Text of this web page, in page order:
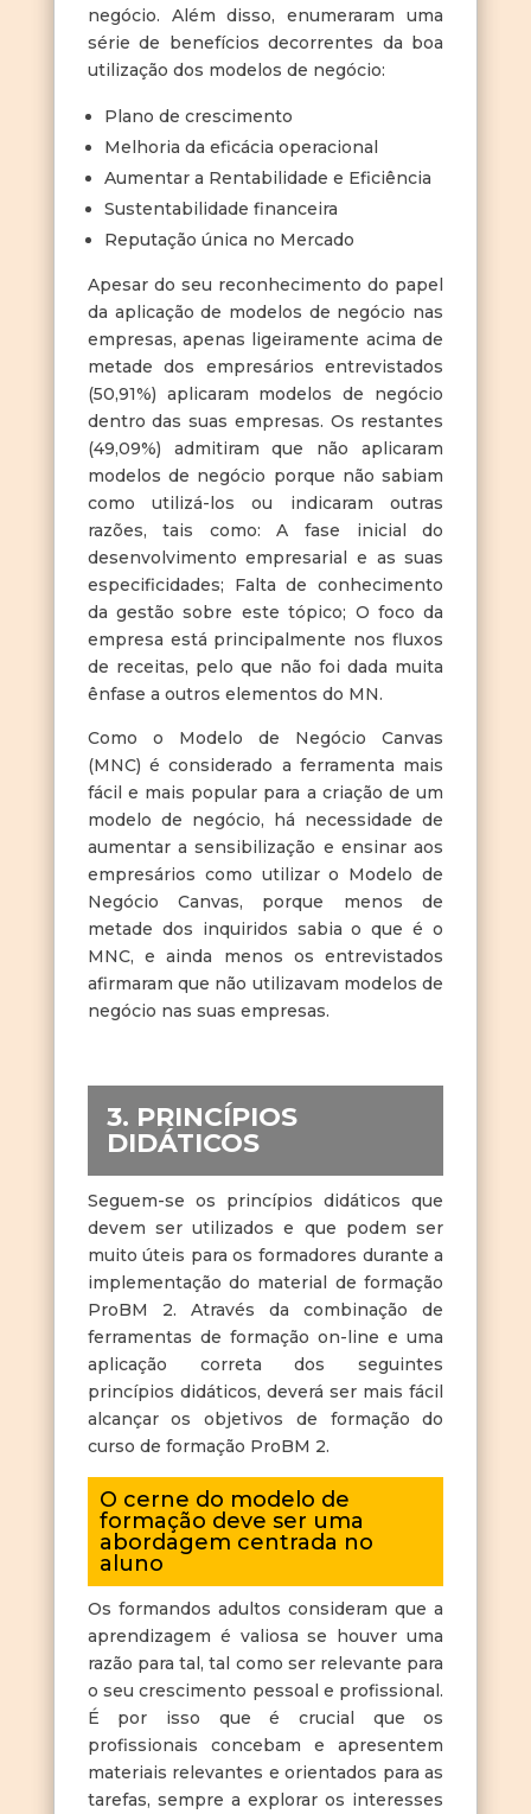
negócio. Além disso, enumeraram uma
série de benefícios decorrentes da boa
utilização dos modelos de negócio:
Plano de crescimento
Melhoria da eficácia operacional
Aumentar a Rentabilidade e Eficiência
Sustentabilidade financeira
Reputação única no Mercado
Apesar do seu reconhecimento do papel
da aplicação de modelos de negócio nas
empresas, apenas ligeiramente acima de
metade dos empresários entrevistados
(50,91%) aplicaram modelos de negócio
dentro das suas empresas. Os restantes
(49,09%) admitiram que não aplicaram
modelos de negócio porque não sabiam
como utilizá-los ou indicaram outras
razões, tais como: A fase inicial do
desenvolvimento empresarial e as suas
especificidades; Falta de conhecimento
da gestão sobre este tópico; O foco da
empresa está principalmente nos fluxos
de receitas, pelo que não foi dada muita
ênfase a outros elementos do MN.
Como o Modelo de Negócio Canvas
(MNC) é considerado a ferramenta mais
fácil e mais popular para a criação de um
modelo de negócio, há necessidade de
aumentar a sensibilização e ensinar aos
empresários como utilizar o Modelo de
Negócio Canvas, porque menos de
metade dos inquiridos sabia o que é o
MNC, e ainda menos os entrevistados
afirmaram que não utilizavam modelos de
negócio nas suas empresas.
3. PRINCÍPIOS
DIDÁTICOS
Seguem-se os princípios didáticos que
devem ser utilizados e que podem ser
muito úteis para os formadores durante a
implementação do material de formação
ProBM 2. Através da combinação de
ferramentas de formação on-line e uma
aplicação correta dos seguintes
princípios didáticos, deverá ser mais fácil
alcançar os objetivos de formação do
curso de formação ProBM 2.
O cerne do modelo de
formação deve ser uma
abordagem centrada no
aluno
Os formandos adultos consideram que a
aprendizagem é valiosa se houver uma
razão para tal, tal como ser relevante para
o seu crescimento pessoal e profissional.
É por isso que é crucial que os
profissionais concebam e apresentem
materiais relevantes e orientados para as
tarefas, sempre a explorar os interesses